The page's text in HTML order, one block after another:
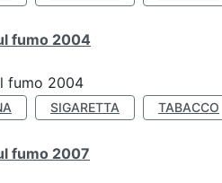
fumo 2004
fumo 2004
SIGARETTA TABACCO
fumo 2007